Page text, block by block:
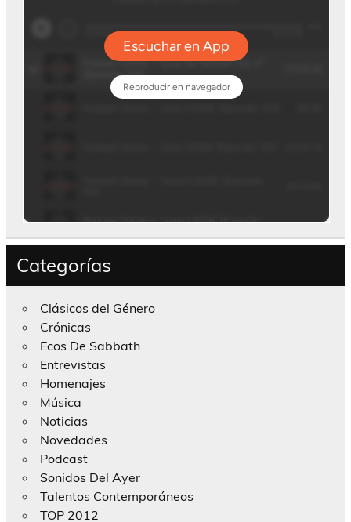
Categorías
Clásicos del Género
Crónicas
Ecos De Sabbath
Entrevistas
Homenajes
Música
Noticias
Novedades
Podcast
Sonidos Del Ayer
Talentos Contemporáneos
TOP 2012